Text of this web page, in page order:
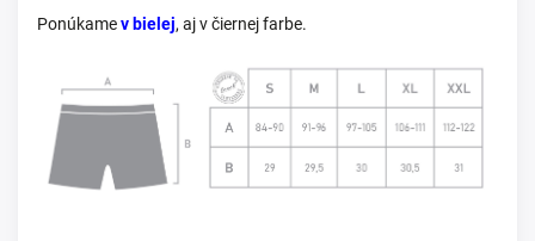
Ponúkamev bielej, aj v čiernej farbe.